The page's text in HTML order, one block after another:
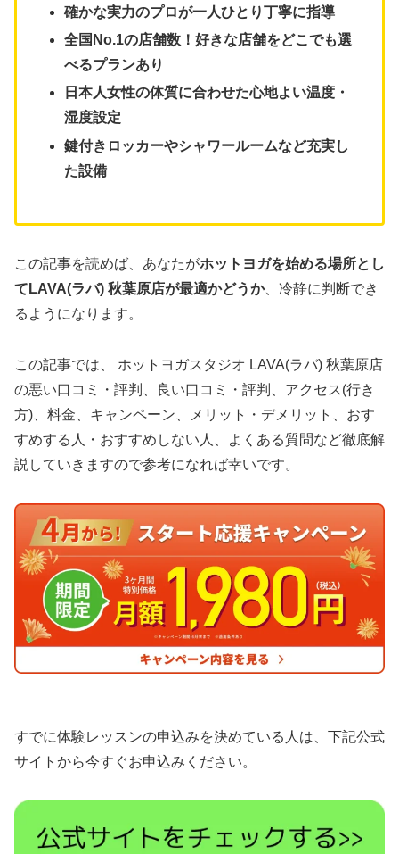
確かな実力のプロが一人ひとり丁寧に指導
全国No.1の店舗数！好きな店舗をどこでも選
べるプランあり
日本人女性の体質に合わせた心地よい温度・
湿度設定
鍵付きロッカーやシャワールームなど充実し
た設備
この記事を読めば、あなたがホットヨガを始める場所とし
てLAVA(ラバ) 秋葉原店が最適かどうか、冷静に判断でき
るようになります。
この記事では、 ホットヨガスタジオ LAVA(ラバ) 秋葉原店
の悪い口コミ・評判、良い口コミ・評判、アクセス(行き
方)、料金、キャンペーン、メリット・デメリット、おす
すめする人・おすすめしない人、よくある質問など徹底解
説していきますので参考になれば幸いです。
すでに体験レッスンの申込みを決めている人は、下記公式
サイトから今すぐお申込みください。